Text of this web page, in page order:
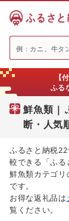
【
ふる
鮮魚類 |
断・人気
ふるさと納税
較できる「ふる
鮮魚類カテゴ
です。
お得な返礼品は
覧ください。